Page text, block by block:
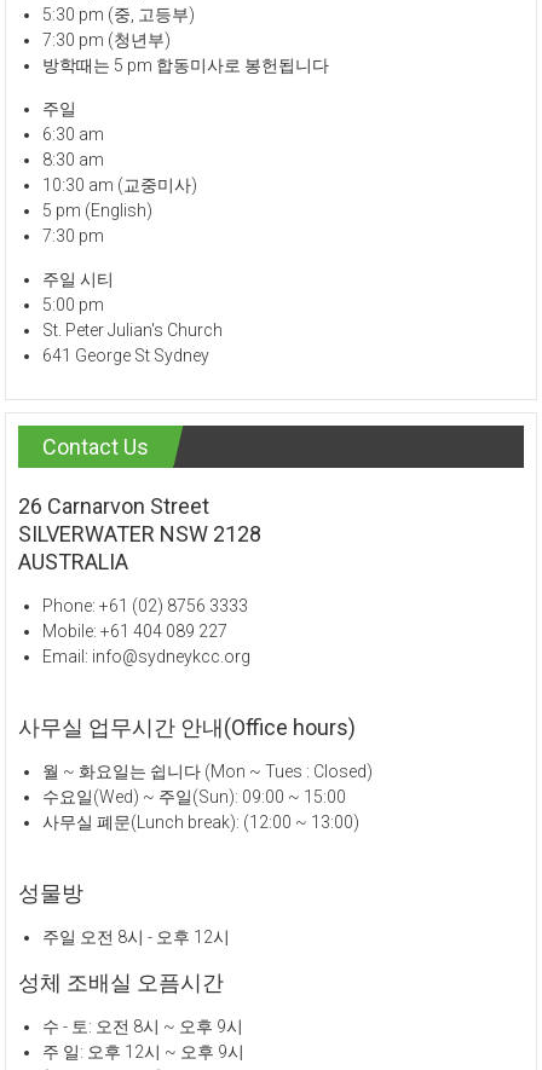
5:30 pm (중, 고등부)
7:30 pm (청년부)
방학때는 5 pm 합동미사로 봉헌됩니다
주일
6:30 am
8:30 am
10:30 am (교중미사)
5 pm (English)
7:30 pm
주일 시티
5:00 pm
St. Peter Julian's Church
641 George St Sydney
Contact Us
26 Carnarvon Street
SILVERWATER NSW 2128
AUSTRALIA
Phone: +61 (02) 8756 3333
Mobile: +61 404 089 227
Email: info@sydneykcc.org
사무실 업무시간 안내(Office hours)
월 ~ 화요일는 쉽니다 (Mon ~ Tues : Closed)
수요일(Wed) ~ 주일(Sun): 09:00 ~ 15:00
사무실 폐문(Lunch break): (12:00 ~ 13:00)
성물방
주일 오전 8시 - 오후 12시
성체 조배실 오픔시간
수 - 토: 오전 8시 ~ 오후 9시
주 일: 오후 12시 ~ 오후 9시